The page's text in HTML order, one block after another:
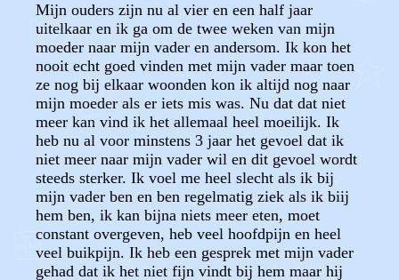
Mijn ouders zijn nu al vier en een half jaar
uitelkaar en ik ga om de twee weken van mijn
moeder naar mijn vader en andersom. Ik kon het
nooit echt goed vinden met mijn vader maar toen
ze nog bij elkaar woonden kon ik altijd nog naar
mijn moeder als er iets mis was. Nu dat dat niet
meer kan vind ik het allemaal heel moeilijk. Ik
heb nu al voor minstens 3 jaar het gevoel dat ik
niet meer naar mijn vader wil en dit gevoel wordt
steeds sterker. Ik voel me heel slecht als ik bij
mijn vader ben en ben regelmatig ziek als ik biij
hem ben, ik kan bijna niets meer eten, moet
constant overgeven, heb veel hoofdpijn en heel
veel buikpijn. Ik heb een gesprek met mijn vader
gehad dat ik het niet fijn vindt bij hem maar hij